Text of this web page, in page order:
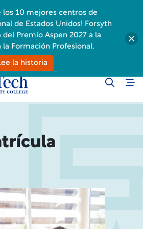
los 10 mejores centros de
de Estados Unidos! Forsyth
del Premio Aspen 2027 a la
la Formación Profesional.
la historia